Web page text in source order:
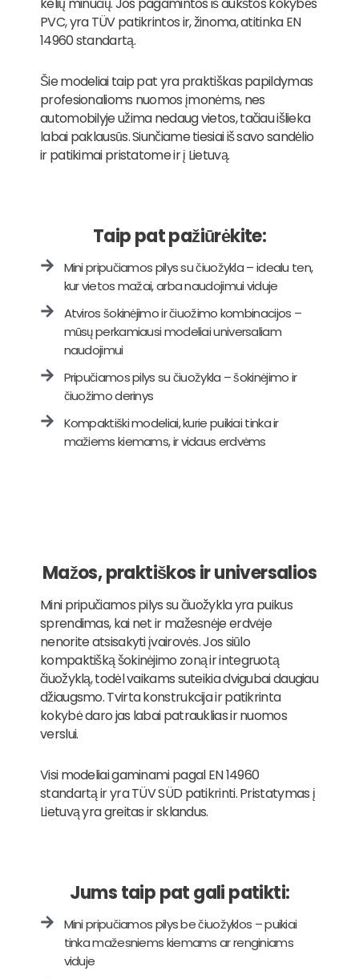
kelių minučių. Jos pagamintos iš aukštos kokybės
PVC, yra TÜV patikrintos ir, žinoma, atitinka EN
14960 standartą.
Šie modeliai taip pat yra praktiškas papildymas
profesionalioms nuomos įmonėms, nes
automobilyje užima nedaug vietos, tačiau išlieka
labai paklausūs. Siunčiame tiesiai iš savo sandėlio
ir patikimai pristatome ir į Lietuvą.
Taip pat pažiūrėkite:
Mini pripučiamos pilys su čiuožykla – idealu ten,
kur vietos mažai, arba naudojimui viduje
Atviros šokinėjimo ir čiuožimo kombinacijos –
mūsų perkamiausi modeliai universaliam
naudojimui
Pripučiamos pilys su čiuožykla – šokinėjimo ir
čiuožimo derinys
Kompaktiški modeliai, kurie puikiai tinka ir
mažiems kiemams, ir vidaus erdvėms
Mažos, praktiškos ir universalios
Mini pripučiamos pilys su čiuožykla yra puikus
sprendimas, kai net ir mažesnėje erdvėje
nenorite atsisakyti įvairovės. Jos siūlo
kompaktišką šokinėjimo zoną ir integruotą
čiuožyklą, todėl vaikams suteikia dvigubai daugiau
džiaugsmo. Tvirta konstrukcija ir patikrinta
kokybė daro jas labai patrauklias ir nuomos
verslui.
Visi modeliai gaminami pagal EN 14960
standartą ir yra TÜV SÜD patikrinti. Pristatymas į
Lietuvą yra greitas ir sklandus.
Jums taip pat gali patikti:
Mini pripučiamos pilys be čiuožyklos – puikiai
tinka mažesniems kiemams ar renginiams
viduje